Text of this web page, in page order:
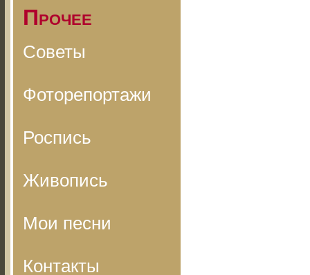
Прочее
Советы
Фоторепортажи
Роспись
Живопись
Мои песни
Контакты